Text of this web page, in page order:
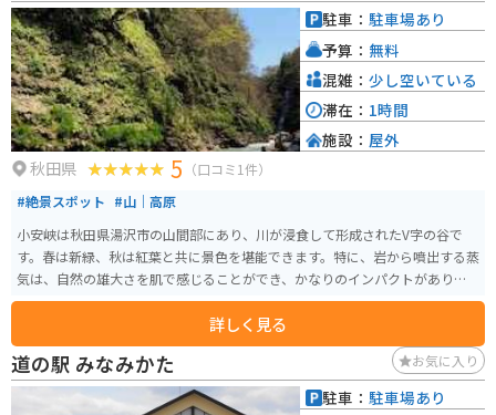
す。 道の駅 林林館では、季節ごとのイベントも開催されているので、訪れる
前にホームページなどで情報をチェックしておくと良いでしょう。
秋田県 5 （口コミ1件）
#絶景スポット #山｜高原
小安峡は秋田県湯沢市の山間部にあり、川が浸食して形成されたV字の谷で
す。春は新緑、秋は紅葉と共に景色を堪能できます。特に、岩から噴出する蒸
気は、自然の雄大さを肌で感じることができ、かなりのインパクトがありま
す。
詳しく見る
駐車： 駐車場あり
予算： 無料
混雑： 少し空いている
滞在： 1時間
施設： 屋外
道の駅 みなみかた お気に入り
駐車： 駐車場あり